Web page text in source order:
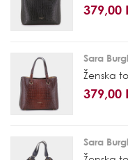
379,00
Sara
Ženska
379,00
Sara